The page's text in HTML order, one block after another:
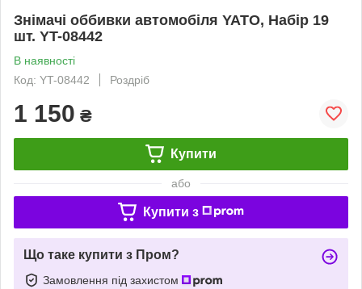
Знімачі оббивки автомобіля YATO, Набір 19
шт. YT-08442
В наявності
Код: YT-08442
Роздріб
1 150 ₴
Купити
або
Купити з
Що таке купити з Пром?
Замовлення під захистом